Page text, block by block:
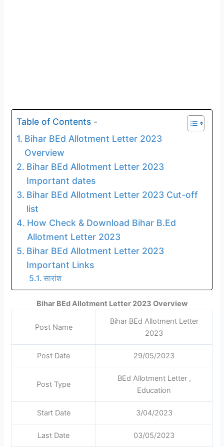
Table of Contents -
Bihar BEd Allotment Letter 2023
Overview
Bihar BEd Allotment Letter 2023
Important dates
Bihar BEd Allotment Letter 2023 Cut-off
list
How Check & Download Bihar B.Ed
Allotment Letter 2023
Bihar BEd Allotment Letter 2023
Important Links
सारांश
Bihar BEd Allotment Letter 2023 Overview
Post Name
Bihar BEd Allotment Letter
2023
Post Date 29/05/2023
Post Type
BEd Allotment Letter ,
Education
Start Date 3/04/2023
Last Date 03/05/2023